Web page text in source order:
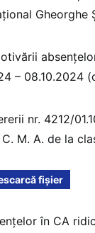
Gheorghe
– 08.10.2024
nr. 4212/
M. A. de la
fișier
în CA